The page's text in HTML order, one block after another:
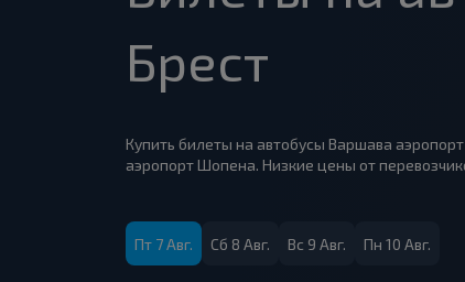
Брест
Купить билеты на автобусы Варшава
аэропорт Шопена. Низкие цены от
Пт 7 Авг. Сб 8 Авг. Вс 9 Авг. Пн 10 Авг.